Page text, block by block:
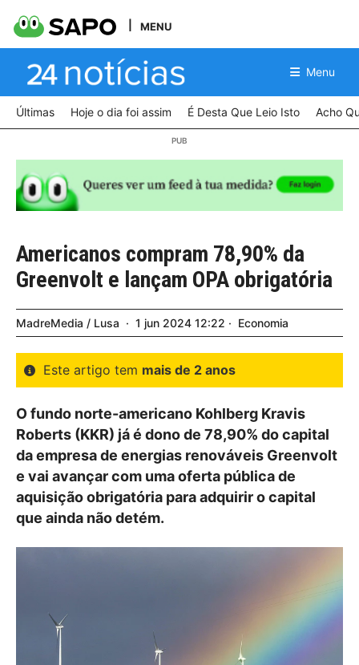
MENU
Menu
Últimas Hoje o dia foi assim É Desta Que Leio Isto Acho
Americanos compram 78,90% da
Greenvolt e lançam OPA obrigatória
MadreMedia / Lusa 1 jun 2024 12:22 Economia
Este artigo tem mais de 2 anos
O fundo norte-americano Kohlberg Kravis
Roberts (KKR) já é dono de 78,90% do capital
da empresa de energias renováveis Greenvolt
e vai avançar com uma oferta pública de
aquisição obrigatória para adquirir o capital
que ainda não detém.